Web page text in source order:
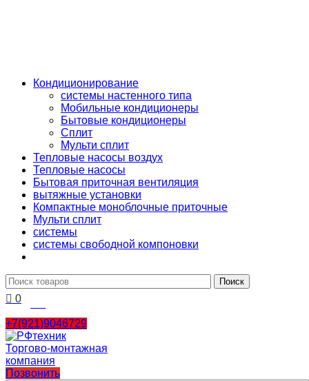
Кондиционирование
системы настенного типа
Мобильные кондиционеры
Бытовые кондиционеры
Сплит
Мульти сплит
Тепловые насосы воздух
Тепловые насосы
Бытовая приточная вентиляция
вытяжные установки
Компактные моноблочные приточные
Мульти сплит
системы
системы свободной компоновки
Поиск
0
+7(921)9046729
Позвонить